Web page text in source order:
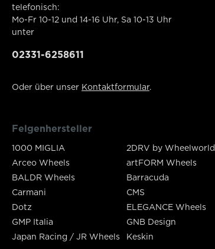
telefonisch:
Mo-Fr 10-12 und 14-16 Uhr, Sa 10-13 Uhr
unter
02331-6258611
Oder über unser Kontaktformular.
Felgenhersteller
1000 MIGLIA 2DRV by Wheelworld
Arceo Wheels
artFORM Wheels
BALDR Wheels
Barracuda
Carmani
CMS
Dotz
ELEGANCE Wheels
GMP Italia
GNB Design
Japan Racing / JR Wheels
Keskin